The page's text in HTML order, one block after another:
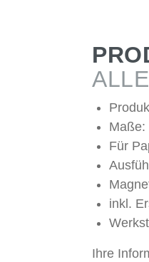
Maße:
Für
inkl.
Ihre